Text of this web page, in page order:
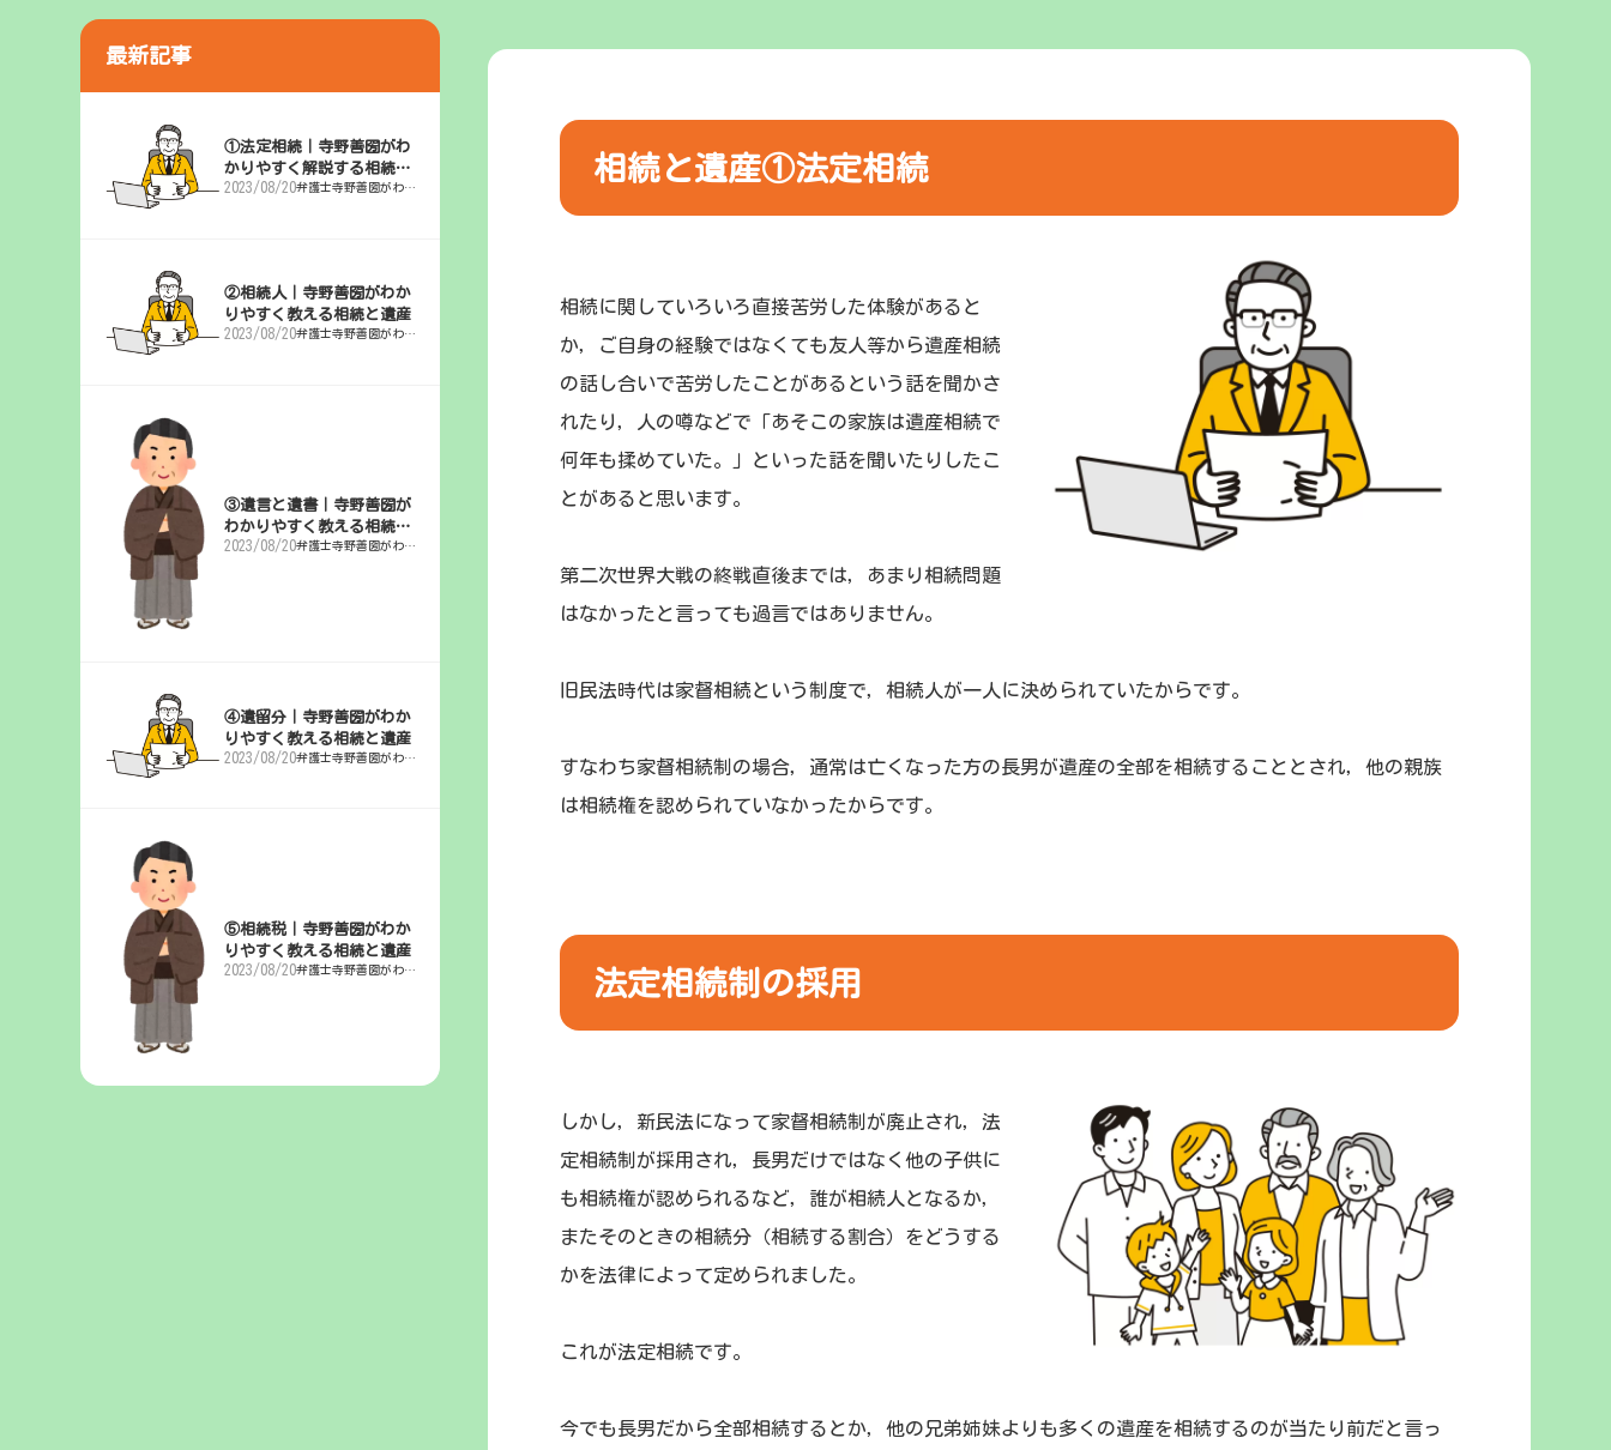
相続と遺産①法定相続
相続に関していろいろ直接苦労した体験があると
か，ご自身の経験ではなくても友人等から遺産相続
の話し合いで苦労したことがあるという話を聞かさ
れたり，人の噂などで「あそこの家族は遺産相続で
何年も揉めていた。」といった話を聞いたりしたこ
とがあると思います。
第二次世界大戦の終戦直後までは，あまり相続問題
はなかったと言っても過言ではありません。
旧民法時代は家督相続という制度で，相続人が一人に決められていたからです。
すなわち家督相続制の場合，通常は亡くなった方の長男が遺産の全部を相続することとされ，他の親族
は相続権を認められていなかったからです。
法定相続制の採用
しかし，新民法になって家督相続制が廃止され，法
定相続制が採用され，長男だけではなく他の子供に
も相続権が認められるなど，誰が相続人となるか，
またそのときの相続分（相続する割合）をどうする
かを法律によって定められました。
これが法定相続です。
今でも長男だから全部相続するとか，他の兄弟姉妹よりも多くの遺産を相続するのが当たり前だと言っ
最新記事
①法定相続｜寺野善圀がわ
かりやすく解説する相続と
遺産
2023/08/20弁護士寺野善圀がわか
②相続人｜寺野善圀がわか
りやすく教える相続と遺産
2023/08/20弁護士寺野善圀がわか
③遺言と遺書｜寺野善圀が
わかりやすく教える相続と
遺産
2023/08/20弁護士寺野善圀がわか
④遺留分｜寺野善圀がわか
りやすく教える相続と遺産
2023/08/20弁護士寺野善圀がわか
⑤相続税｜寺野善圀がわか
りやすく教える相続と遺産
2023/08/20弁護士寺野善圀がわか